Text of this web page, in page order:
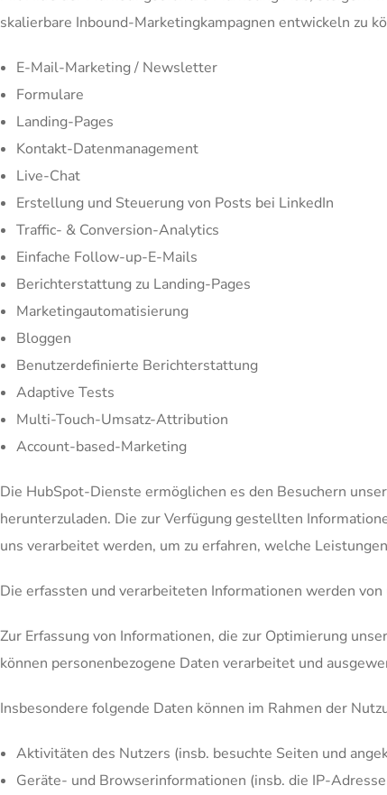
skalierbare Inbound-Marketingkampagnen entwickeln zu
E-Mail-Marketing / Newsletter
Formulare
Landing-Pages
Kontakt-Datenmanagement
Live-Chat
Erstellung und Steuerung von Posts bei LinkedIn
Traffic- & Conversion-Analytics
Einfache Follow-up-E-Mails
Berichterstattung zu Landing-Pages
Marketingautomatisierung
Bloggen
Benutzerdefinierte Berichterstattung
Adaptive Tests
Multi-Touch-Umsatz-Attribution
Account-based-Marketing
Die HubSpot-Dienste ermöglichen es den Besuchern
herunterzuladen. Die zur Verfügung gestellten
uns verarbeitet werden, um zu erfahren, welche
Die erfassten und verarbeiteten Informationen werden
Zur Erfassung von Informationen, die zur Optimierung
können personenbezogene Daten verarbeitet und
Insbesondere folgende Daten können im Rahmen der
Aktivitäten des Nutzers (insb. besuchte Seiten und
Geräte- und Browserinformationen (insb. die IP-